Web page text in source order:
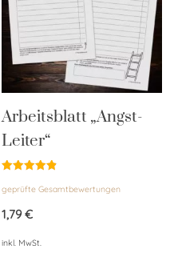
Arbeitsblatt „Angst-
Leiter“
mit
von 5
geprüfte Gesamtbewertungen
1,79€
inkl. MwSt.